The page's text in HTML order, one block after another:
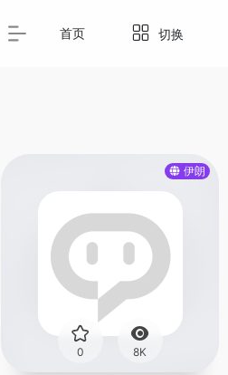
首页 切换
伊朗
0 8K